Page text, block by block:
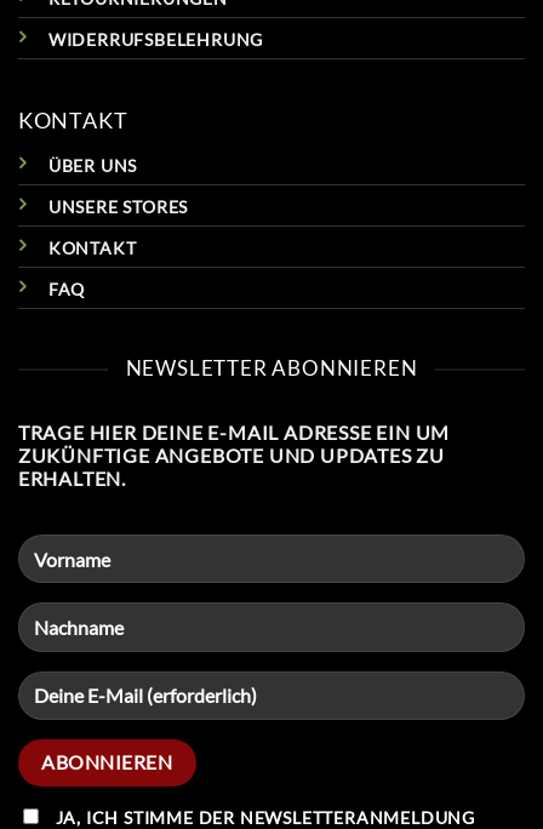
WIDERRUFSBELEHRUNG
KONTAKT
ÜBER UNS
UNSERE STORES
KONTAKT
FAQ
NEWSLETTER ABONNIEREN
TRAGE HIER DEINE E-MAIL ADRESSE EIN UM
ZUKÜNFTIGE ANGEBOTE UND UPDATES ZU
ERHALTEN.
JA, ICH STIMME DER NEWSLETTERANMELDUNG